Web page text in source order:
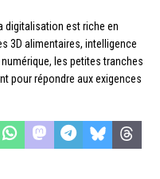
digitalisation est riche en
3D alimentaires, intelligence
les petites tranches
pour répondre aux exigences